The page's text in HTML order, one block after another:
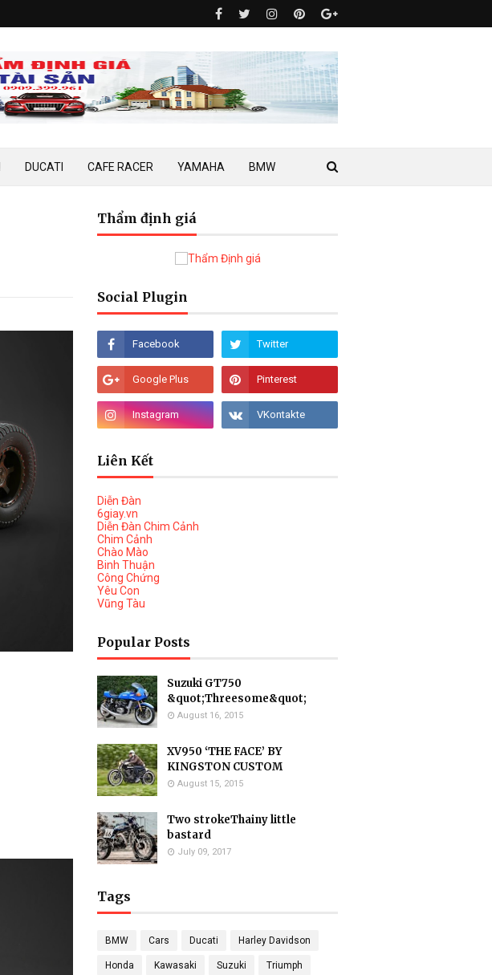
DUCATI CAFE RACER YAMAHA BMW
Thẩm định giá
Social Plugin
Liên Kết
Diễn Đàn
6giay.vn
Diễn Đàn Chim Cảnh
Chim Cảnh
Chào Mào
Binh Thuận
Công Chứng
Yêu Con
Vũng Tàu
Popular Posts
Suzuki GT750
&quot;Threesome&quot;
August 16, 2015
XV950 ‘THE FACE’ BY
KINGSTON CUSTOM
August 15, 2015
Two strokeThainy little
bastard
July 09, 2017
Tags
BMW Cars Ducati Harley Davidson
Honda Kawasaki Suzuki Triumph